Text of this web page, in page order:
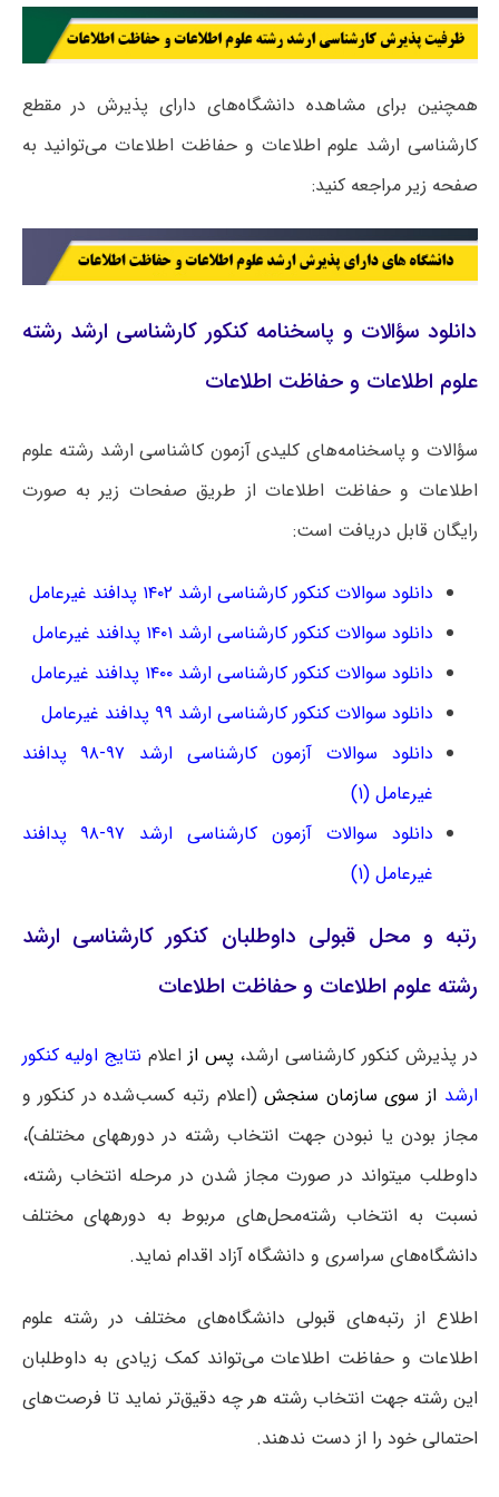
همچنین برای مشاهده دانشگاه‌های دارای پذیرش در مقطع
کارشناسی ارشد علوم اطلاعات و حفاظت اطلاعات می‌توانید به
صفحه زیر مراجعه کنید:
دانلود سؤالات و پاسخنامه کنکور کارشناسی ارشد رشته
علوم اطلاعات و حفاظت اطلاعات
سؤالات و پاسخنامه‌های کلیدی آزمون کاشناسی ارشد رشته علوم
اطلاعات و حفاظت اطلاعات از طریق صفحات زیر به صورت
رایگان قابل دریافت است:
دانلود سوالات کنکور کارشناسی ارشد ۱۴۰۲ پدافند غیرعامل
دانلود سوالات کنکور کارشناسی ارشد ۱۴۰۱ پدافند غیرعامل
دانلود سوالات کنکور کارشناسی ارشد ۱۴۰۰ پدافند غیرعامل
دانلود سوالات کنکور کارشناسی ارشد ۹۹ پدافند غیرعامل
دانلود سوالات آزمون کارشناسی ارشد ۹۷-۹۸ پدافند
غیرعامل (۱)
دانلود سوالات آزمون کارشناسی ارشد ۹۷-۹۸ پدافند
غیرعامل (۱)
رتبه و محل قبولی داوطلبان کنکور کارشناسی ارشد
رشته علوم اطلاعات و حفاظت اطلاعات
در پذیرش کنکور کارشناسی ارشد، پس از اعلام نتایج اولیه کنکور
ارشد از سوی سازمان سنجش(اعلام رتبه کسب‌شده در کنکور و
مجاز بودن یا نبودن جهت انتخاب رشته در دوره‎های مختلف)،
داوطلب می‎تواند در صورت مجاز شدن در مرحله انتخاب رشته،
نسبت به انتخاب رشته‌محل‌های مربوط به دوره‎های مختلف
دانشگاه‌های سراسری و دانشگاه آزاد اقدام نماید.
اطلاع از رتبه‌های قبولی دانشگاه‌های مختلف در رشته علوم
اطلاعات و حفاظت اطلاعات می‌تواند کمک زیادی به داوطلبان
این رشته جهت انتخاب رشته هر چه دقیق‌تر نماید تا فرصت‌های
احتمالی خود را از دست ندهند.